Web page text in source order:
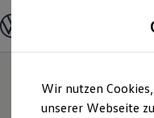
Hauptinhalt
springen
Footer
springen
Modelle und
Modelle
Elektroautos
ENERGY
Wir nutzen
unserer Webseite